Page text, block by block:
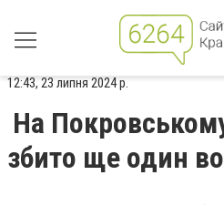
12:43, 23 липня 2024 р.
На
збито ще один